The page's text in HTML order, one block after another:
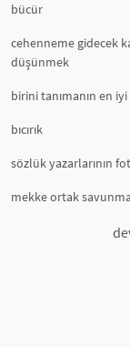
bücür
cehenneme gidecek
düşünmek
birini tanımanın en
bıcırık
sözlük yazarlarının
mekke ortak